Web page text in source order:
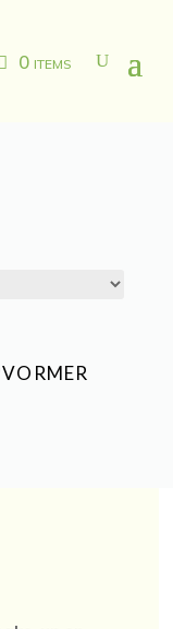
0 items